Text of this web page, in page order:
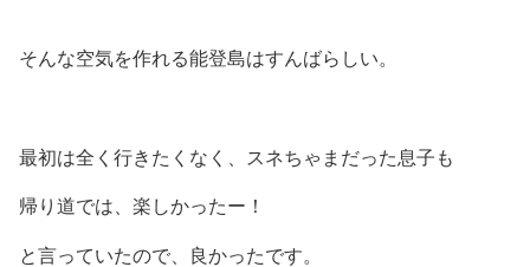
そんな空気を作れる能登島はすんばらしい。
最初は全く行きたくなく、スネちゃまだった息子も
帰り道では、楽しかったー！
と言っていたので、良かったです。